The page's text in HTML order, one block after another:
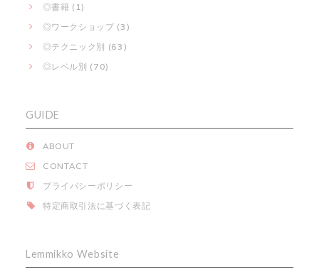
◎書籍 (1)
◎ワークショップ (3)
◎テクニック別 (63)
◎レベル別 (70)
GUIDE
ABOUT
CONTACT
プライバシーポリシー
特定商取引法に基づく表記
Lemmikko Website